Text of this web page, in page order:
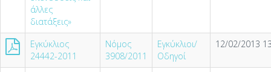
άλλες
διατάξεις»
Εγκύκλιος
24442-2011
Νόμος
3908/2011
Εγκύκλιοι/
Οδηγοί
12/02/2013